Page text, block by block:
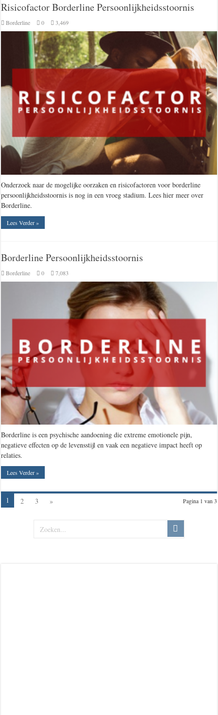
Risicofactor Borderline Persoonlijkheidsstoornis
Borderline 0 3,469
Onderzoek naar de mogelijke oorzaken en risicofactoren voor borderline
persoonlijkheidsstoornis is nog in een vroeg stadium. Lees hier meer over
Borderline.
Lees Verder »
Borderline Persoonlijkheidsstoornis
Borderline 0 7,083
Borderline is een psychische aandoening die extreme emotionele pijn,
negatieve effecten op de levensstijl en vaak een negatieve impact heeft op
relaties.
Lees Verder »
Pagina 1 van 3
1 2 3 »